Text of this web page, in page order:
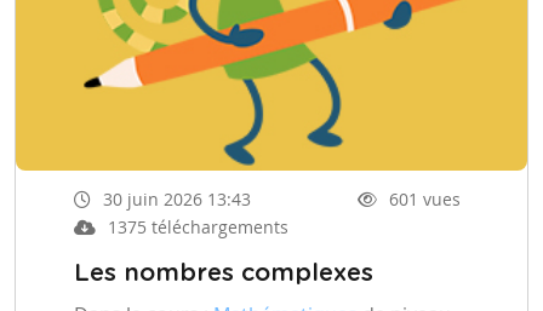
30 juin 2026 13:43
601 vues
1375 téléchargements
Les nombres complexes